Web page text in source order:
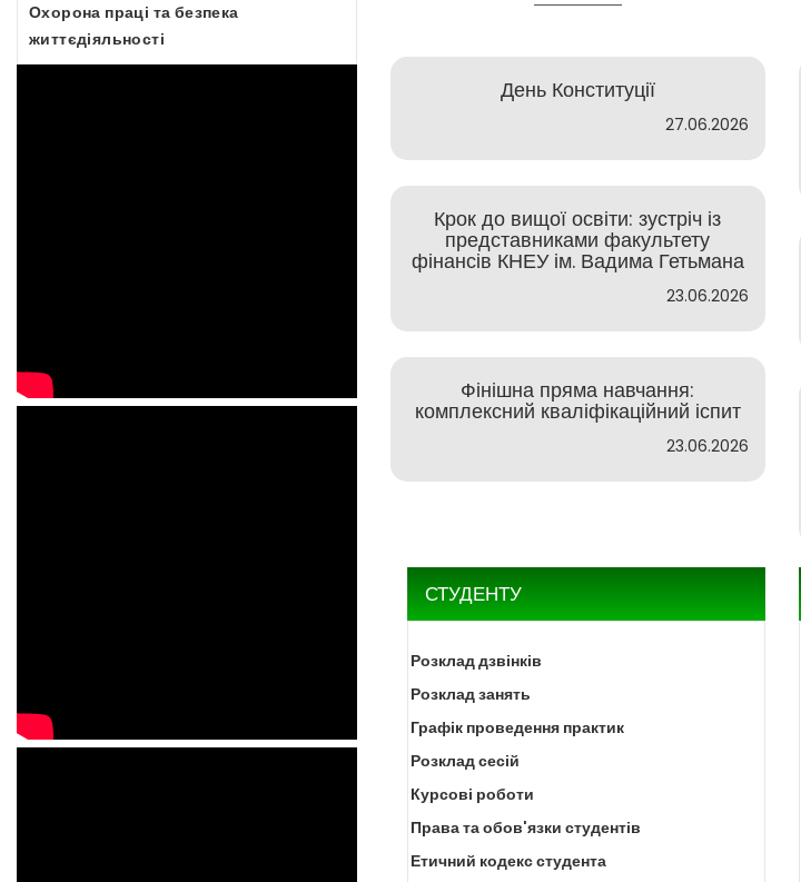
День Конституції
27.06.2026
Крок до вищої освіти: зустріч із
представниками факультету
фінансів КНЕУ ім. Вадима Гетьмана
23.06.2026
Фінішна пряма навчання:
комплексний кваліфікаційний іспит
23.06.2026
СТУДЕНТУ
Розклад дзвінків
Розклад занять
Графік проведення практик
Розклад сесій
Курсові роботи
Права та обов'язки студентів
Етичний кодекс студента
Охорона праці та безпека
життєдіяльності